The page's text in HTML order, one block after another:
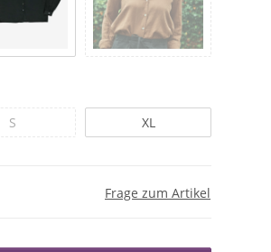
S XL
Frage zum Artikel